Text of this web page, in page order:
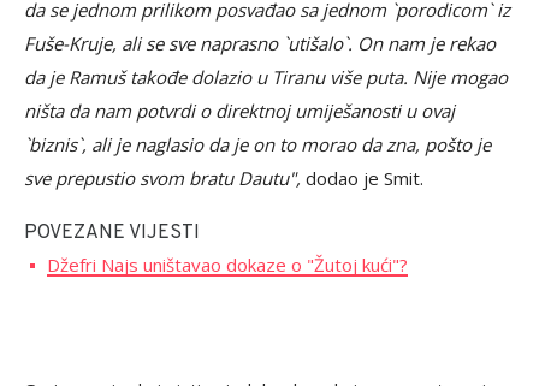
da se jednom prilikom posvađao sa jednom `porodicom` iz
Fuše-Kruje, ali se sve naprasno `utišalo`. On nam je rekao
da je Ramuš takođe dolazio u Tiranu više puta. Nije mogao
ništa da nam potvrdi o direktnoj umiješanosti u ovaj
`biznis`, ali je naglasio da je on to morao da zna, pošto je
sve prepustio svom bratu Dautu", dodao je Smit.
POVEZANE VIJESTI
Džefri Najs uništavao dokaze o "Žutoj kući"?